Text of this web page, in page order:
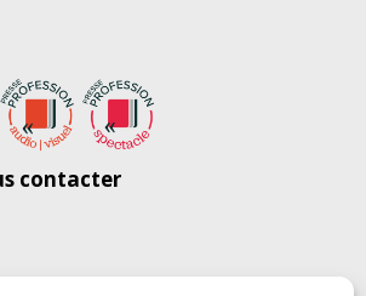
contacter